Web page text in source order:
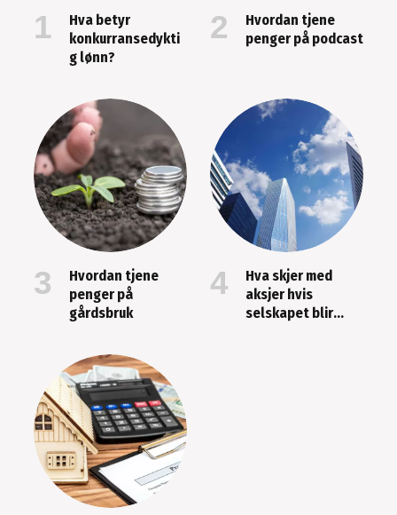
Hva betyr
konkurransedykti
g lønn?
Hvordan tjene
penger på podcast
Hvordan tjene
penger på
gårdsbruk
Hva skjer med
aksjer hvis
selskapet blir